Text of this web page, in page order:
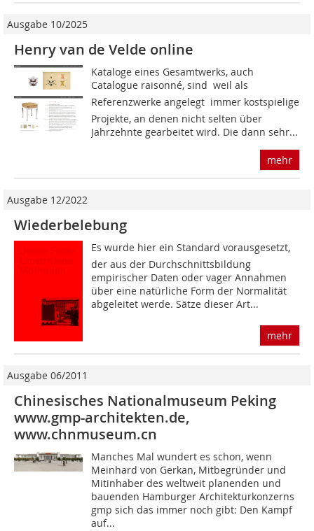
Ausgabe 10/2025
Henry van de Velde online
Kataloge eines Gesamtwerks, auch
Catalogue raisonné, sind  weil als
Referenzwerke angelegt  immer kostspielige
Projekte, an denen nicht selten über
Jahrzehnte gearbeitet wird. Die dann sehr...
mehr
Ausgabe 12/2022
Wiederbelebung
Es wurde hier ein Standard vorausgesetzt,
der aus der Durchschnittsbildung
empirischer Daten oder vager Annahmen
über eine natürliche Form der Normalität
abgeleitet werde. Sätze dieser Art...
mehr
Ausgabe 06/2011
Chinesisches Nationalmuseum Peking
www.gmp-architekten.de,
www.chnmuseum.cn
Manches Mal wundert es schon, wenn
Meinhard von Gerkan, Mitbegründer und
Mitinhaber des weltweit planenden und
bauenden Ham­burger Architekturkonzerns
gmp sich das immer noch gibt: Den Kampf
auf...